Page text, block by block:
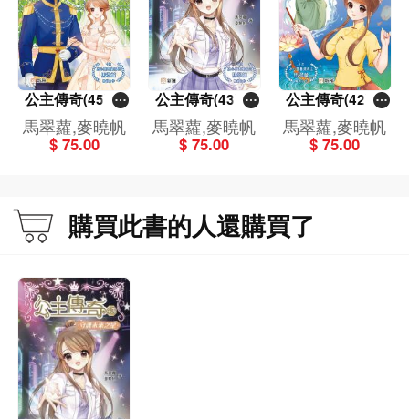
公主傳奇(45)公
主的童話結局
馬翠蘿,麥曉帆
$ 75.00
公主傳奇(43)守
護未來之星
馬翠蘿,麥曉帆
$ 75.00
公主傳奇(42)曉
星的替身之旅
馬翠蘿,麥曉帆
$ 75.00
購買此書的人還購買了